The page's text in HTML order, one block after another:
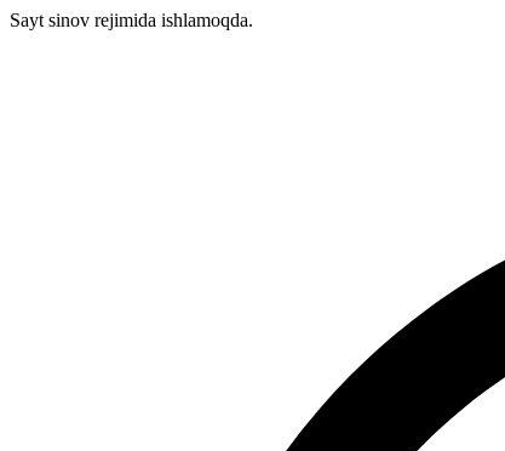
Sayt sinov rejimida ishlamoqda.